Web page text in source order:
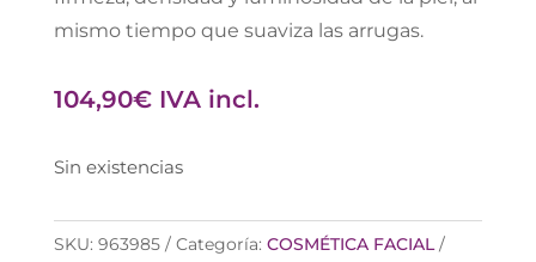
mismo tiempo que suaviza las arrugas.
104,90€ IVA incl.
Sin existencias
SKU: 963985 Categoría: COSMÉTICA FACIAL